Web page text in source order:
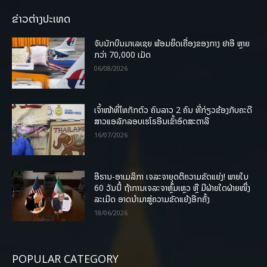
ຂ່າວຕ່າງປະເທດ
ຈັບນັກບິນມາເລເຊຍ ພ້ອມຍຶດເຄື່ອງຂອງກາງ ຢາອີ ຫຼາຍ
ກວ່າ 70,000 ເມັດ
06/08/2026
ເຈົ້າໜ້າທີ່ໄທກັກຕົວ ຄົນລາວ 2 ຄົນ ທີ່ກ່ຽວຂ້ອງກັບຄະດີ
ສາວແອລັກລອບເຮໂຣອີນເຂົ້າອົດສະຕາລີ
16/07/2026
ອີຣານ-ອາເມລິກາ ເຈລະຈາຍຸດຕິຄວາມຂັດແຍ່ງ! ພາຍໃນ
60 ວັນນີ້ ຖ້າການເຈລະຈາຫຼົ້ມເຫຼວ ຫຼື ມີຝ່າຍໃດຝ່າຍໜຶ່ງ
ລະເມີດ ອາດນໍາມາສູ່ຄວາມຂັດແຍ້ງອີກຄັ້ງ
18/06/2026
POPULAR CATEGORY